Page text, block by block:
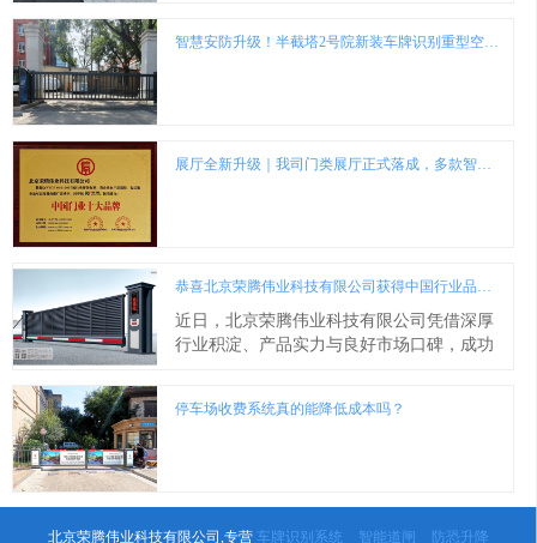
近日，北京荣腾伟业科技有限公司凭借深厚
行业积淀、产品实力与良好市场口碑，成功
司自 2005 年成立以来，始终专注智能伸缩
队，搭建自主软硬件平台，产品覆盖全国并
远销东南亚，凭借可靠...
停车场收费系统真的能降低成本吗？
北京荣腾伟业科技有限公司,专营 车牌识别系统 智能道闸 防恐升降